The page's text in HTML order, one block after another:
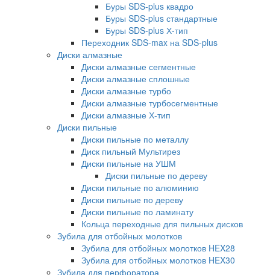
Буры SDS-plus квадро
Буры SDS-plus стандартные
Буры SDS-plus Х-тип
Переходник SDS-max на SDS-plus
Диски алмазные
Диски алмазные сегментные
Диски алмазные сплошные
Диски алмазные турбо
Диски алмазные турбосегментные
Диски алмазные Х-тип
Диски пильные
Диски пильные по металлу
Диск пильный Мультирез
Диски пильные на УШМ
Диски пильные по дереву
Диски пильные по алюминию
Диски пильные по дереву
Диски пильные по ламинату
Кольца переходные для пильных дисков
Зубила для отбойных молотков
Зубила для отбойных молотков HEX28
Зубила для отбойных молотков HEX30
Зубила для перфоратора